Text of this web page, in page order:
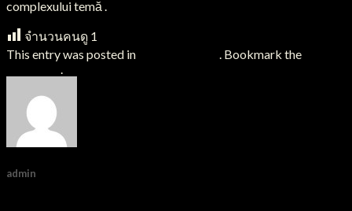
complexului temă .
จำนวนคนดู 1
This entry was posted in
. Bookmark the
.
admin